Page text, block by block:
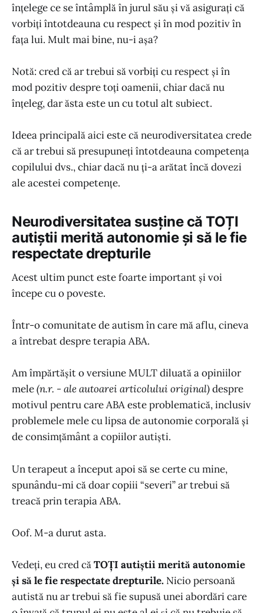
înțelege ce se întâmplă în jurul său și vă asigurați că
vorbiți întotdeauna cu respect și în mod pozitiv în
fața lui. Mult mai bine, nu-i așa?
Notă: cred că ar trebui să vorbiți cu respect și în
mod pozitiv despre toți oamenii, chiar dacă nu
înțeleg, dar ăsta este un cu totul alt subiect.
Ideea principală aici este că neurodiversitatea crede
că ar trebui să presupuneți întotdeauna competența
copilului dvs., chiar dacă nu ți-a arătat încă dovezi
ale acestei competențe.
Neurodiversitatea susține că TOȚI
autiștii merită autonomie și să le fie
respectate drepturile
Acest ultim punct este foarte important și voi
începe cu o poveste.
Într-o comunitate de autism în care mă aflu, cineva
a întrebat despre terapia ABA.
Am împărtășit o versiune MULT diluată a opiniilor
mele(n.r. - ale autoarei articolului original)despre
motivul pentru care ABA este problematică, inclusiv
problemele mele cu lipsa de autonomie corporală și
de consimțământ a copiilor autiști.
Un terapeut a început apoi să se certe cu mine,
spunându-mi că doar copiii “severi” ar trebui să
treacă prin terapia ABA.
Oof. M-a durut asta.
Vedeți, eu cred căTOȚI autiștii merită autonomie
și să le fie respectate drepturile. Nicio persoană
autistă nu ar trebui să fie supusă unei abordări care